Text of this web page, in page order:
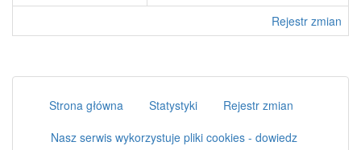
Rejestr zmian
Strona główna Statystyki
Rejestr zmian
Nasz serwis wykorzystuje pliki cookies - dowiedz